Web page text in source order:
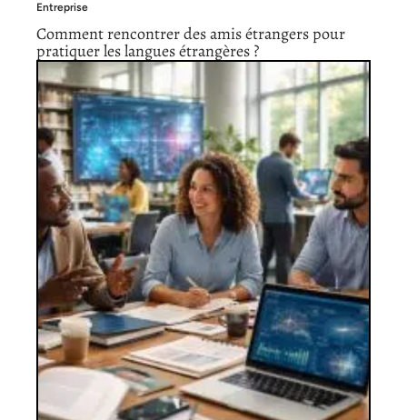
Entreprise
Comment rencontrer des amis étrangers pour
pratiquer les langues étrangères ?